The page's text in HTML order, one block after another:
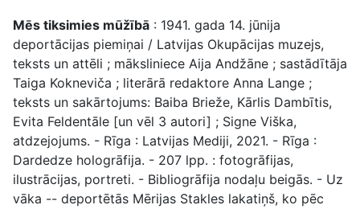
Mēs tiksimies mūžībā : 1941. gada 14. jūnija
deportācijas piemiņai / Latvijas Okupācijas muzejs,
teksts un attēli ; māksliniece Aija Andžāne ; sastādītāja
Taiga Kokneviča ; literārā redaktore Anna Lange ;
teksts un sakārtojums: Baiba Brieže, Kārlis Dambītis,
Evita Feldentāle [un vēl 3 autori] ; Signe Viška,
atdzejojums. - Rīga : Latvijas Mediji, 2021. - Rīga :
Dardedze hologrāfija. - 207 lpp. : fotogrāfijas,
ilustrācijas, portreti. - Bibliogrāfija nodaļu beigās. - Uz
vāka -- deportētās Mērijas Stakles lakatiņš, ko pēc